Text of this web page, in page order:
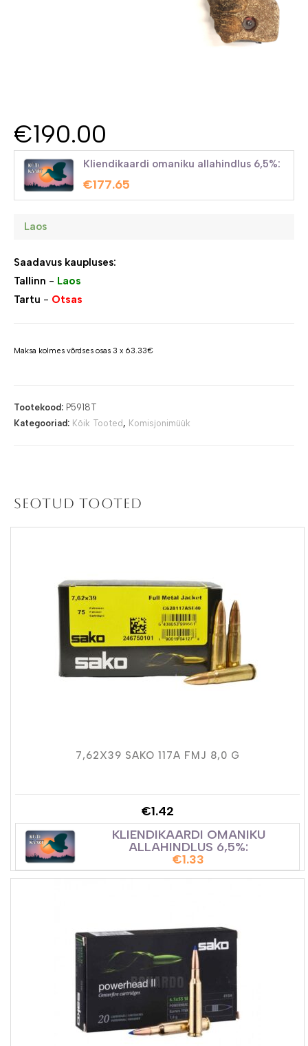
€190.00
Kliendikaardi omaniku allahindlus 6,5%:
€177.65
Laos
Saadavus kaupluses:
Tallinn - Laos
Tartu - Otsas
Maksa kolmes võrdses osas 3 x 63.33€
Tootekood: P5918T
Kategooriad: Kõik Tooted , Komisjonimüük
Seotud tooted
7,62X39 SAKO 117A FMJ 8,0 G
€1.42
KLIENDIKAARDI OMANIKU
ALLAHINDLUS 6,5%:
€1.33